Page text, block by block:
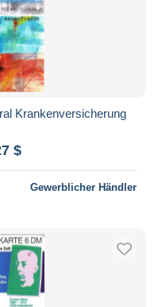
Krankenversicherung
$
Gewerblicher Händler